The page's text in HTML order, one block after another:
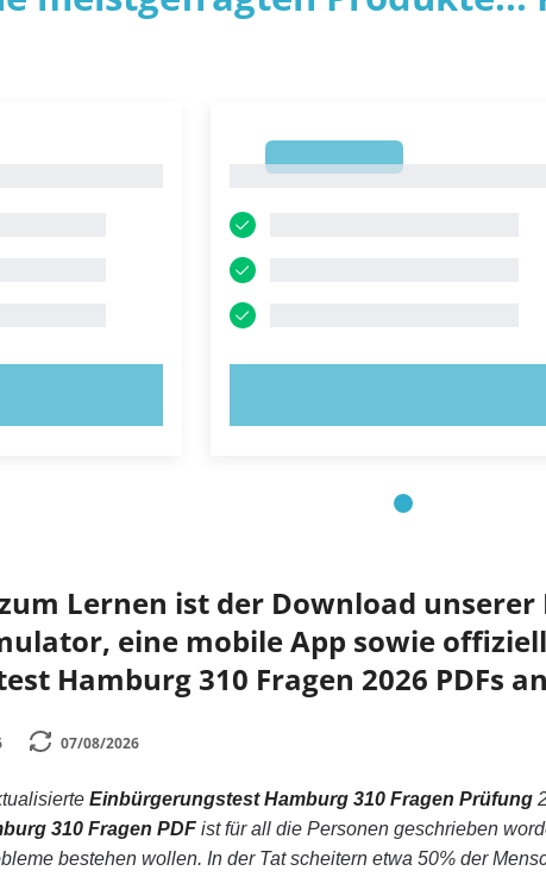
Lernen ist der Download
eine mobile App sowie
Hamburg 310 Fragen 2026 PDFs
07/08/2026
Einbürgerungstest Hamburg 310 Fragen Prüfung
310 Fragen PDFist für all die Personen geschrieben
bestehen wollen. In der Tat scheitern etwa 50% der